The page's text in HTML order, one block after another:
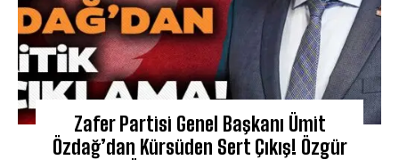
Zafer Partisi Genel Başkanı Ümit
Özdağ’dan Kürsüden Sert Çıkış! Özgür